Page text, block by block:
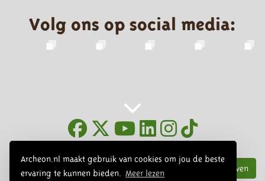
Archeon.nl maakt gebruik van cookies om jou de beste
ervaring te kunnen bieden.
Meer lezen
Volg ons op social media:
Inschrijven